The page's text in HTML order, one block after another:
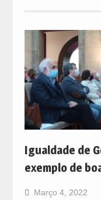
Igualdade de
exemplo de
Março 4, 2022